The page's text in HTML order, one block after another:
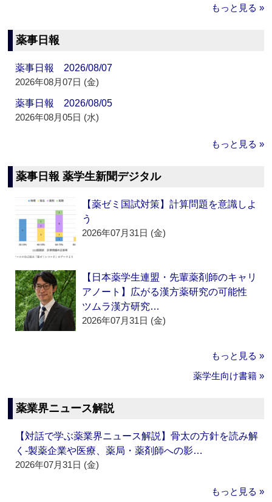
もっと見る »
薬事日報
薬事日報 2026/08/07
2026年08月07日 (金)
薬事日報 2026/08/05
2026年08月05日 (水)
もっと見る »
薬事日報 薬学生新聞デジタル
【薬ゼミ国試対策】計算問題を意識しよ
う
2026年07月31日 (金)
【日本薬学生連盟・先輩薬剤師のキャリ
アノート】広がる漢方薬研究の可能性
ツムラ漢方研究…
2026年07月31日 (金)
もっと見る »
薬学生向け書籍 »
薬業界ニュース解説
【対話で学ぶ薬業界ニュース解説】骨太の方針を読み解
く‐製薬企業や医療、薬局・薬剤師への影…
2026年07月31日 (金)
もっと見る »